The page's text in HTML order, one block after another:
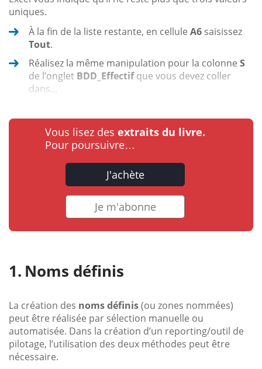
uniques.
À la fin de la liste restante, en cellule A6 saisissez
Tout.
Réalisez la même manipulation pour la colonne S
de l’onglet BDD_Effectifque vous devez coller
dans...
Vous lisez des extraits du livre.
Pour poursuivre…
J'achète
Je m'abonne
Noms définis
La création des noms définis(ou zones nommées)
peut être réalisée par sélection manuelle ou
automatisée. Dans la création d’un reporting/outil de
pilotage, l’utilisation des deux méthodes peut être
nécessaire.